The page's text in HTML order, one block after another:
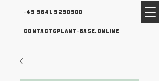
+49 9641 9290900
contact@plant-base.online